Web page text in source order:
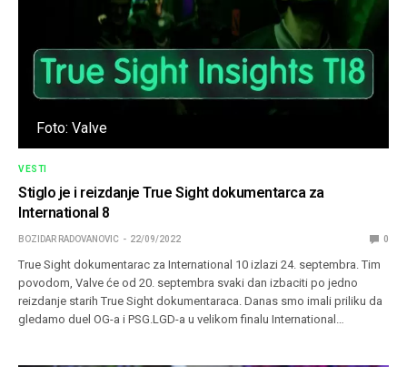
Foto: Valve
VESTI
Stiglo je i reizdanje True Sight dokumentarca za
International 8
BOZIDAR RADOVANOVIC 22/09/2022 0
True Sight dokumentarac za International 10 izlazi 24. septembra. Tim
povodom, Valve će od 20. septembra svaki dan izbaciti po jedno
reizdanje starih True Sight dokumentaraca. Danas smo imali priliku da
gledamo duel OG-a i PSG.LGD-a u velikom finalu International…